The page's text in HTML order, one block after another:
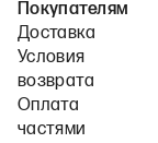
Покупателям
Доставка
Условия
возврата
Оплата
частями